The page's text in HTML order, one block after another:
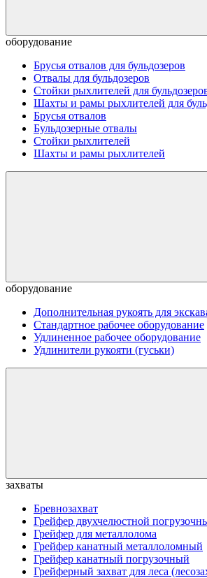
оборудование
Брусья отвалов для бульдозеров
Отвалы для бульдозеров
Стойки рыхлителей для
Шахты и рамы рыхлителей для
Брусья отвалов
Бульдозерные отвалы
Стойки рыхлителей
Шахты и рамы рыхлителей
оборудование
Дополнительная рукоять для
Стандартное рабочее оборудование
Удлиненное рабочее оборудование
Удлинители рукояти (гуськи)
захваты
Бревнозахват
Грейфер двухчелюстной
Грейфер для металлолома
Грейфер канатный металлоломный
Грейфер канатный погрузочный
Грейферный захват для леса